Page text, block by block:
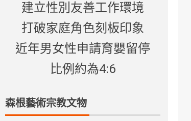
建立性別友善工作環境
打破家庭角色刻板印象
近年男女性申請育嬰留停
比例約為4:6
森根藝術宗教文物